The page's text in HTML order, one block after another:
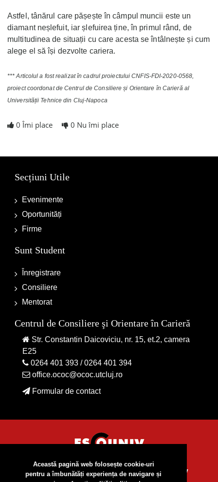
Această pagină web folosește cookie-uri
pentru a îmbunătăți experiența de navigare și
Astfel, tânărul care pășește în câmpul muncii este un
diamant neșlefuit, iar șlefuirea ține, în primul rând, de
multitudinea de situații cu care acesta se întâlnește și cum
alege el să își dezvolte cariera.
*** Articolul a fost realizat în cadrul proiectului CNFIS-FDI-2020-0568,
proiect coordonat de Centrul de Consiliere și Orientare în Carieră al
Universității Tehnice din Cluj-Napoca
0Îmi place 0 Nu îmi place
Secțiuni Utile
Evenimente
Oportunități
Firme
Sunt Student
Înregistrare
Consiliere
Mentorat
Centrul de Consiliere şi Orientare în Carieră
Str. Constantin Daicoviciu, nr. 15, et.2, camera
E25
0264 401 393 /0264 401 394
office.ococ@ococ.utcluj.ro
Formular de contact
2026 © Toate drepturile rezervateESCOUNIV